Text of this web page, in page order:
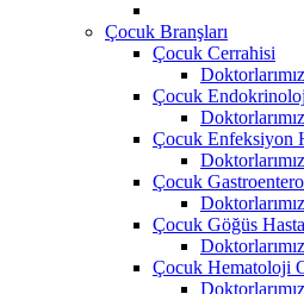
Çocuk Branşları
Çocuk Cerrahisi
Doktorlarımız
Çocuk
Doktorlarımız
Çocuk Enfeksiyon
Doktorlarımız
Çocuk
Doktorlarımız
Çocuk Göğüs
Doktorlarımız
Çocuk Hematoloji
Doktorlarımız